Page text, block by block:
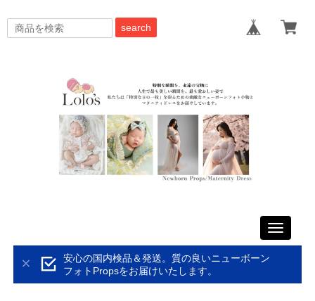
search
Toggle
安心の国内検品＆発送。質の良いニューボーン
フォトPropsをお届けいたします。